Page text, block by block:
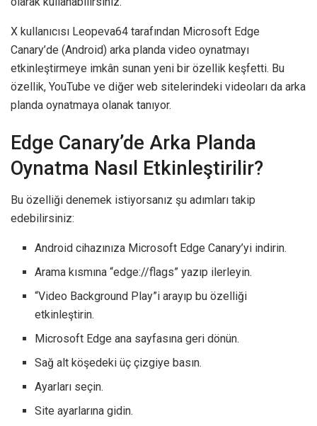
X kullanıcısı Leopeva64 tarafından Microsoft Edge
Canary’de (Android) arka planda video oynatmayı
etkinleştirmeye imkân sunan yeni bir özellik keşfetti. Bu
özellik, YouTube ve diğer web sitelerindeki videoları da arka
planda oynatmaya olanak tanıyor.
Edge Canary’de Arka Planda
Oynatma Nasıl Etkinleştirilir?
Bu özelliği denemek istiyorsanız şu adımları takip
edebilirsiniz:
Android cihazınıza Microsoft Edge Canary’yi indirin.
Arama kısmına “edge://flags” yazıp ilerleyin.
“Video Background Play”i arayıp bu özelliği
etkinleştirin.
Microsoft Edge ana sayfasına geri dönün.
Sağ alt köşedeki üç çizgiye basın.
Ayarları seçin.
Site ayarlarına gidin.